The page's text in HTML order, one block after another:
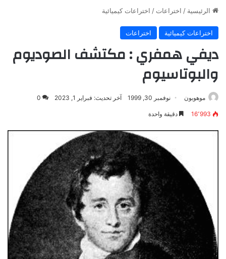
الرئيسية / اختراعات / اختراعات كيميائية
اختراعات كيميائية اختراعات
ديفي همفري : مكتشف الصوديوم
والبوتاسيوم
موهوبون نوفمبر 30, 1999 آخر تحديث: فبراير 1, 2023 0
16٬993 دقيقة واحدة